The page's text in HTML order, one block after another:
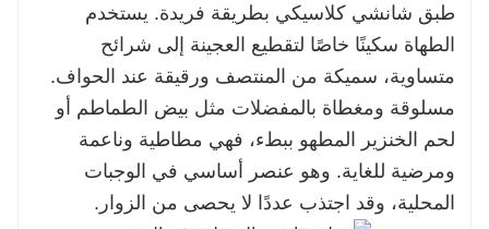
طبق شانشي كلاسيكي بطريقة فريدة. يستخدم
الطهاة سكينًا خاصًا لتقطيع العجينة إلى شرائح
متساوية، سميكة من المنتصف ورقيقة عند الحواف.
مسلوقة ومغطاة بالمفضلات مثل بيض الطماطم أو
لحم الخنزير المطهو ​​ببطء، فهي مطاطية وناعمة
ومرضية للغاية. وهو عنصر أساسي في الوجبات
المحلية، وقد اجتذب عددًا لا يحصى من الزوار.